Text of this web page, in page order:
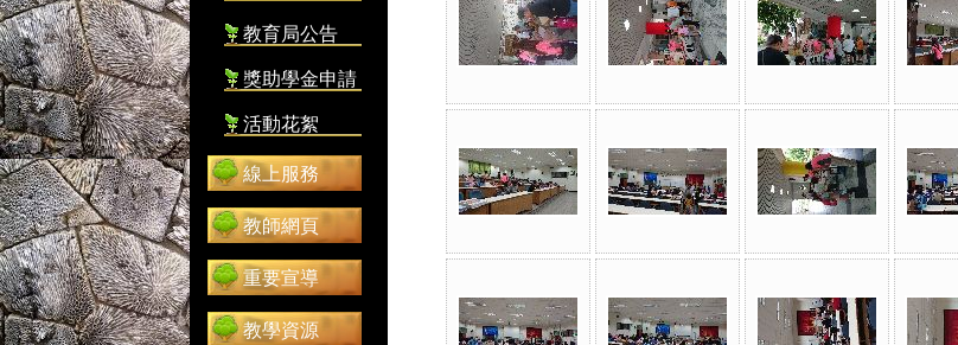
教育局公告
獎助學金申請
活動花絮
線上服務
教師網頁
重要宣導
教學資源